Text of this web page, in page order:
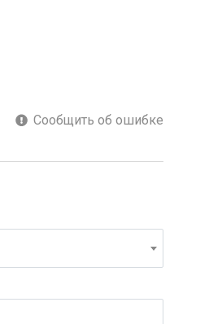
Сообщить об ошибке